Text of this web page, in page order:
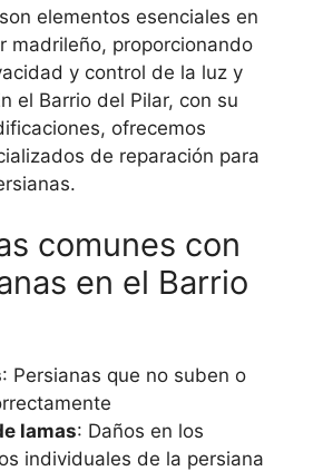
elementos esenciales en
madrileño, proporcionando
y control de la luz y
el Barrio del Pilar, con su
ofrecemos
de reparación para
comunes con
en el Barrio
: Persianas que no suben o
lamas: Daños en los
individuales de la persiana